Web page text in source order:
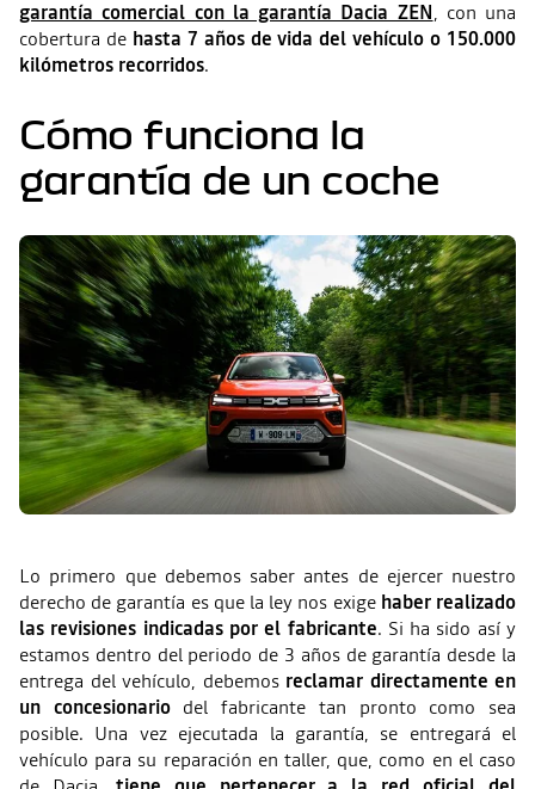
garantía comercial con la garantía Dacia ZEN, con una
cobertura de hasta 7 años de vida del vehículo o 150.000
kilómetros recorridos.
Cómo funciona la
garantía de un coche
Lo primero que debemos saber antes de ejercer nuestro
derecho de garantía es que la ley nos exige haber realizado
las revisiones indicadas por el fabricante. Si ha sido así y
estamos dentro del periodo de 3 años de garantía desde la
entrega del vehículo, debemos reclamar directamente en
un concesionariodel fabricante tan pronto como sea
posible. Una vez ejecutada la garantía, se entregará el
vehículo para su reparación en taller, que, como en el caso